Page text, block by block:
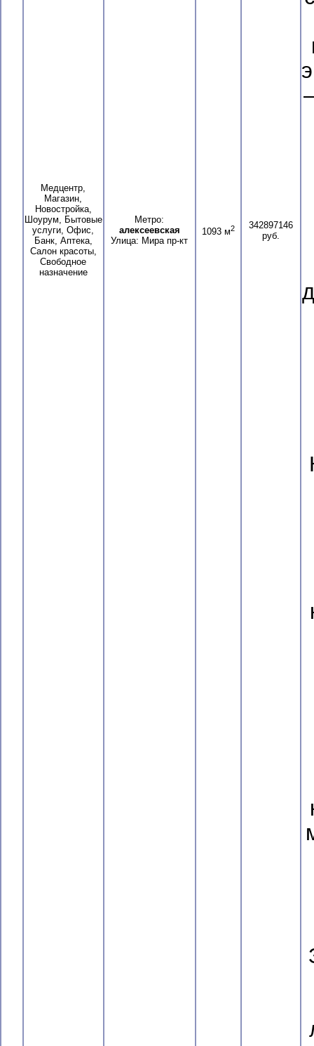
Медцентр,
Магазин,
Новостройка,
Шоурум, Бытовые
услуги, Офис,
Банк, Аптека,
Салон красоты,
Свободное
назначение
Метро:
алексеевская
Улица: Мира пр-кт
1093 м2
342897146
руб.